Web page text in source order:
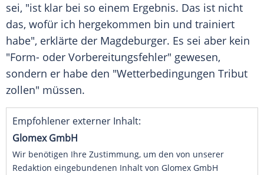
sei, "ist klar bei so einem Ergebnis. Das ist nicht
das, wofür ich hergekommen bin und trainiert
habe", erklärte der Magdeburger. Es sei aber kein
"Form- oder Vorbereitungsfehler" gewesen,
sondern er habe den "Wetterbedingungen Tribut
zollen" müssen.
Empfohlener externer Inhalt:
Glomex GmbH
Wir benötigen Ihre Zustimmung, um den von unserer
Redaktion eingebundenen Inhalt von Glomex GmbH